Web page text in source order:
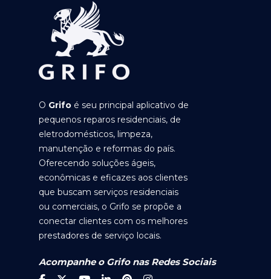
O Grifo é seu principal aplicativo de
pequenos reparos residenciais, de
eletrodomésticos, limpeza,
manutenção e reformas do país.
Oferecendo soluções ágeis,
econômicas e eficazes aos clientes
que buscam serviços residenciais
ou comerciais, o Grifo se propõe a
conectar clientes com os melhores
prestadores de serviço locais.
Acompanhe o Grifo nas Redes Sociais